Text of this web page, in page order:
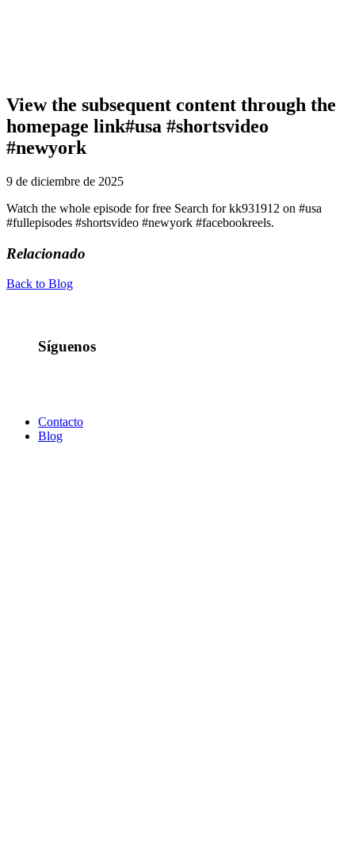
View the subsequent content through the
homepage link#usa #shortsvideo
#newyork
9 de diciembre de 2025
Watch the whole episode for free Search for kk931912 on #usa
#fullepisodes #shortsvideo #newyork #facebookreels.
Relacionado
Back to Blog
Síguenos
Contacto
Blog